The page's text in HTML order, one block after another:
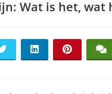
Wat is het, wat